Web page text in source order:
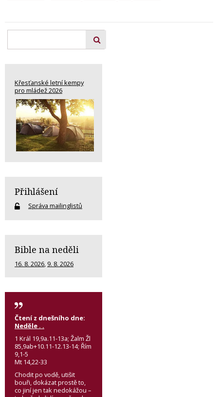
Křesťanské letní kempy
pro mládež 2026
Přihlášení
Správa mailinglistů
Bible na neděli
16. 8. 2026 9. 8. 2026
Čtení z dnešního dne:
Neděle . .
1 Král 19,9a.11-13a; Žalm Žl
85,9ab+10.11-12.13-14; Řím
9,1-5
Mt 14,22-33
Chodit po vodě, utišit
bouři, dokázat prostě to,
co jiní jen tak nedokážou –